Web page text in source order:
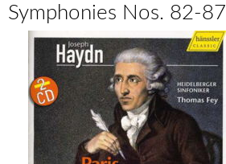
Symphonies Nos. 82-87